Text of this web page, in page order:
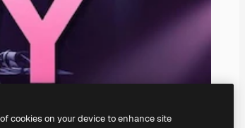
cookies on your device to enhance site